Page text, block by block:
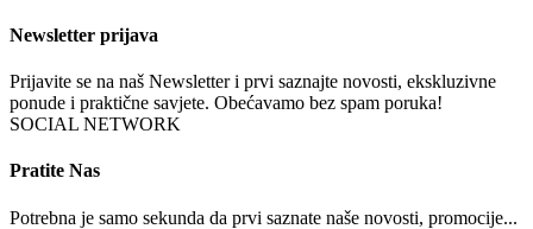
Newsletter prijava
Prijavite se na naš Newsletter i prvi saznajte novosti, ekskluzivne
ponude i praktične savjete. Obećavamo bez spam poruka!
SOCIAL NETWORK
Pratite Nas
Potrebna je samo sekunda da prvi saznate naše novosti, promocije...